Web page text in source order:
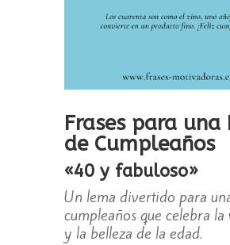
Frases para una
de Cumpleaños
«40 y fabuloso»
Un lema divertido para
cumpleaños que celebra
y la belleza de la edad.